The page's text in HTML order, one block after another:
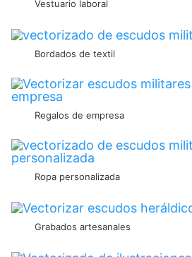
Vestuario laboral
Bordados de textil
Regalos de empresa
Ropa personalizada
Grabados artesanales